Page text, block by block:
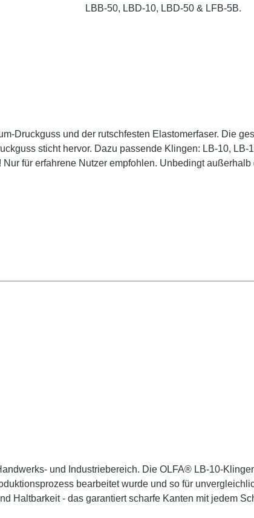
LBB-50, LBD-10, LBD-50 & LFB-5B.
Druckguss und der rutschfesten Elastomerfaser. Die
sticht hervor. Dazu passende Klingen: LB-10, LB-
für erfahrene Nutzer empfohlen. Unbedingt
und Industriebereich. Die OLFA® LB-10-
bearbeitet wurde und so für
Haltbarkeit - das garantiert scharfe Kanten mit jedem